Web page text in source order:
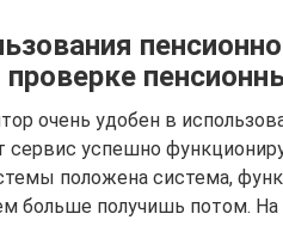
очень удобен в
успешно
положена система,
больше получишь потом. На